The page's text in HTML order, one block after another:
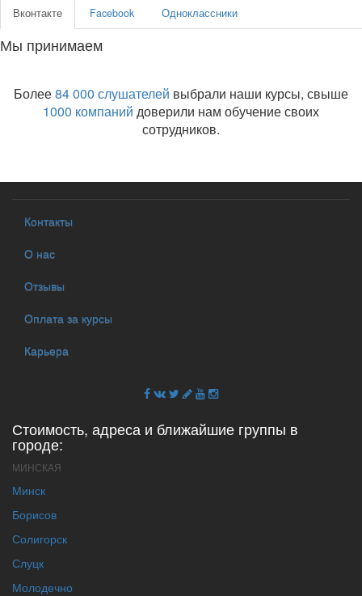
Вконтакте Facebook Одноклассники
Мы принимаем
Более84 000 слушателей выбрали наши курсы, свыше
1000 компаний доверили нам обучение своих
сотрудников.
Контакты
О нас
Отзывы
Оплата за курсы
Карьера
Стоимость, адреса и ближайшие группы в
городе:
МИНСКАЯ
Минск
Борисов
Солигорск
Слуцк
Молодечно